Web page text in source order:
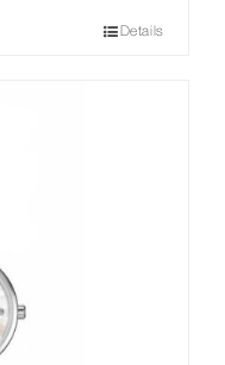
Details